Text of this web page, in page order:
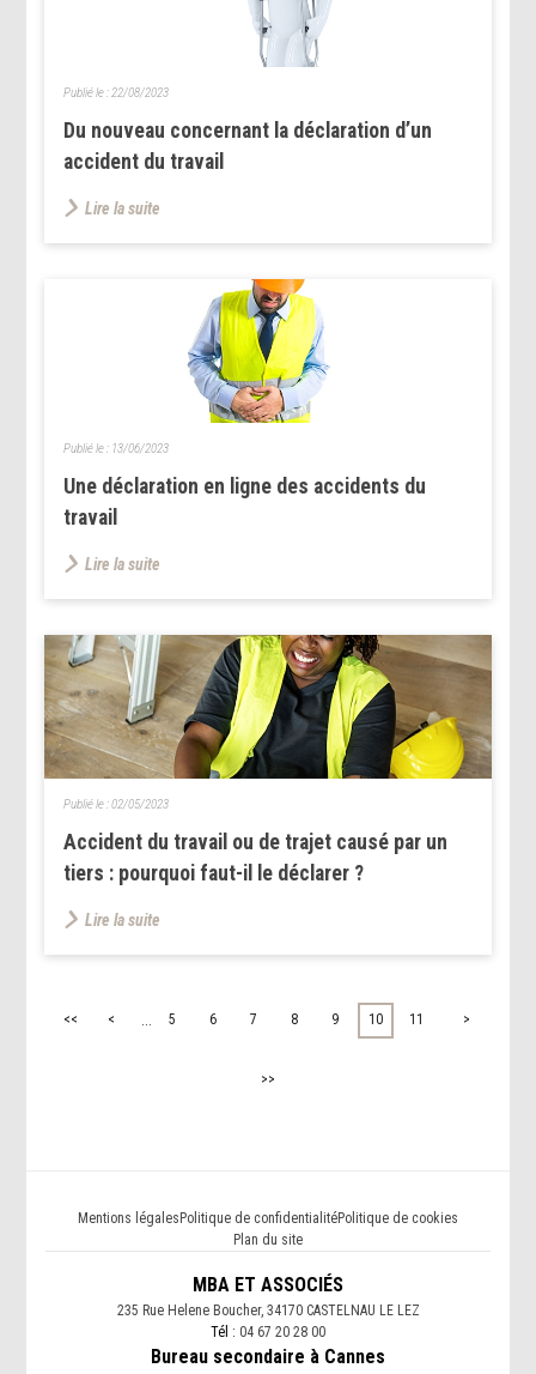
Du nouveau concernant la déclaration d’un
accident du travail
Publié le : 22/08/2023
Lire la suite
Une déclaration en ligne des accidents du
travail
Publié le : 13/06/2023
Lire la suite
Accident du travail ou de trajet causé par un
tiers : pourquoi faut-il le déclarer ?
Publié le :02/05/2023
Lire la suite
<< < 5 6 7 8 9 10 11 >
>>
Mentions légalesPolitique de confidentialitéPolitique de cookies
Plan du site
MBA ET ASSOCIÉS
235 Rue Helene Boucher, 34170 CASTELNAU LE LEZ
Tél : 04 67 20 28 00
Bureau secondaire à Cannes